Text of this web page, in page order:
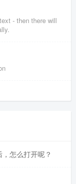
- then there will
怎么打开呢？